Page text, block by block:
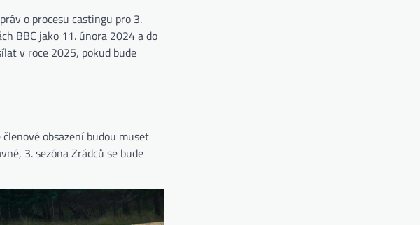
o procesu castingu pro 3.
BBC jako 11. února 2024 a do
v roce 2025, pokud bude
obsazení budou muset
3. sezóna Zrádců se bude